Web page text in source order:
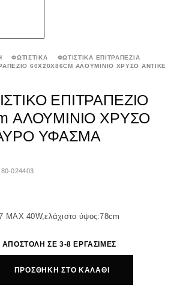
ΦΩΤΙΣΤΙΚΑ
ΦΩΤΙΣΤΙΚΑ ΕΠΙΤΡΑΠΕΖΙΑ
60X20X86CM ΑΛΟΥΜΙΝΙΟ ΧΡΥΣΟ ΑΝΤΙΚΕ
ΕΠΙΤΡΑΠΕΖΙΟ
ΑΛΟΥΜΙΝΙΟ ΧΡΥΣΟ
ΥΦΑΣΜΑ
80-024403
40W,ελάχιστο ύψος:78cm
ΑΠΟΣΤΟΛΗ ΣΕ 3-8 ΕΡΓΑΣΙΜΕΣ
ΠΡΟΣΘΉΚΗ ΣΤΟ ΚΑΛΆΘΙ